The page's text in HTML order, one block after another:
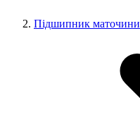
Підшипник маточини